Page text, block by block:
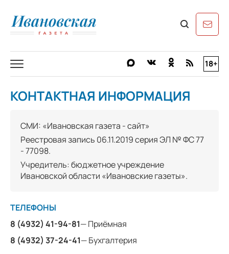
18+
КОНТАКТНАЯ ИНФОРМАЦИЯ
СМИ: «Ивановская газета - сайт»
Реестровая запись 06.11.2019 серия ЭЛ № ФС 77
- 77098.
Учредитель: бюджетное учреждение
Ивановской области «Ивановские газеты».
ТЕЛЕФОНЫ
8 (4932) 41-94-81— Приёмная
8 (4932) 37-24-41— Бухгалтерия